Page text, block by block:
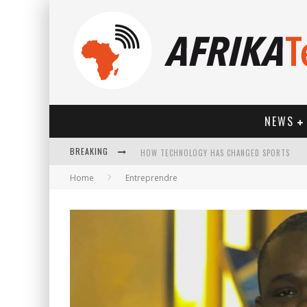
NEWS
BREAKING HOW TECHNOLOGY HAS CHANGED SPORTS
Home Entreprendre